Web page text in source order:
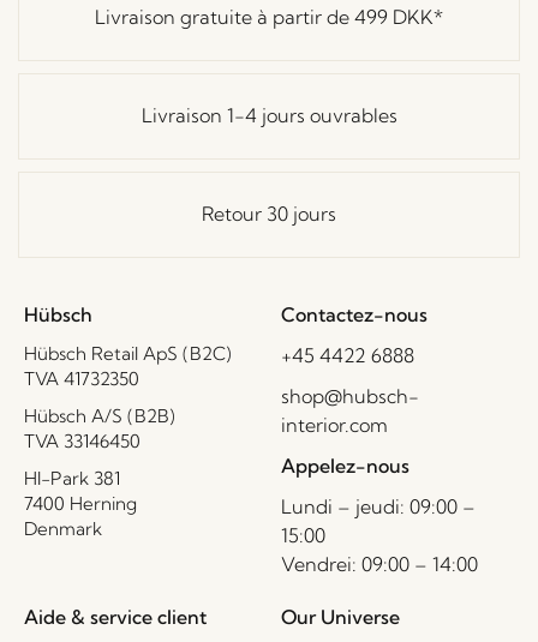
Livraison gratuite à partir de 499 DKK*
Livraison 1-4 jours ouvrables
Retour 30 jours
Hübsch
Hübsch Retail ApS (B2C)
TVA 41732350
Hübsch A/S (B2B)
TVA 33146450
HI-Park 381
7400 Herning
Denmark
Contactez-nous
+45 4422 6888
shop@hubsch-
interior.com
Appelez-nous
Lundi – jeudi: 09:00 –
15:00
Vendrei: 09:00 – 14:00
Aide & service client Our Universe